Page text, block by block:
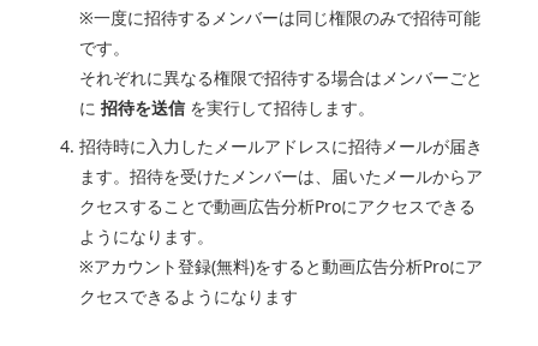
※一度に招待するメンバーは同じ権限のみで招待可能
です。
それぞれに異なる権限で招待する場合はメンバーごと
に 招待を送信を実行して招待します。
招待時に入力したメールアドレスに招待メールが届き
ます。招待を受けたメンバーは、届いたメールからア
クセスすることで動画広告分析Proにアクセスできる
ようになります。
※アカウント登録(無料)をすると動画広告分析Proにア
クセスできるようになります